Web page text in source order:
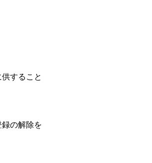
すること
の解除を